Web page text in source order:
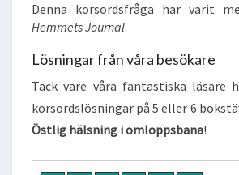
Denna korsordsfråga har varit
Hemmets Journal.
Lösningar från våra besökare
Tack vare våra fantastiska läsare
korsordslösningar på 5 eller 6
Östlig hälsning i omloppsbana!